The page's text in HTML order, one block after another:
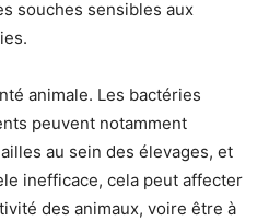
souches sensibles aux
animale. Les bactéries
peuvent notamment
au sein des élevages, et
inefficace, cela peut affecter
des animaux, voire être à